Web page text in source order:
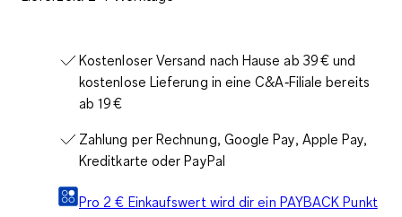
Kostenloser Versand nach Hause ab 39 € und
kostenlose Lieferung in eine C&A‑Filiale bereits
ab 19 €
Zahlung per Rechnung, Google Pay, Apple Pay,
Kreditkarte oder PayPal
Pro 2 € Einkaufswert wird dir ein PAYBACK Punkt